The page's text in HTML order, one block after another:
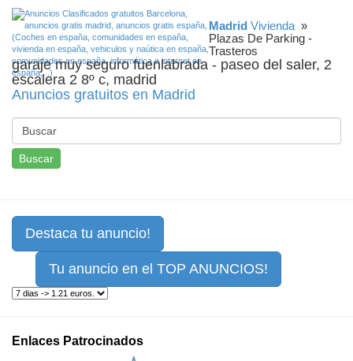
Madrid Vivienda »
Plazas De Parking -
Trasteros
garaje muy seguro fuenlabrada - paseo del saler, 2
escalera 2 8º c, madrid
Anuncios gratuitos en Madrid
Buscar
Destaca tu anuncio!
Tu anuncio en el TOP ANUNCIOS!
Enlaces Patrocinados